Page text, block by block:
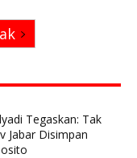
Tegaskan: Tak
Jabar Disimpan